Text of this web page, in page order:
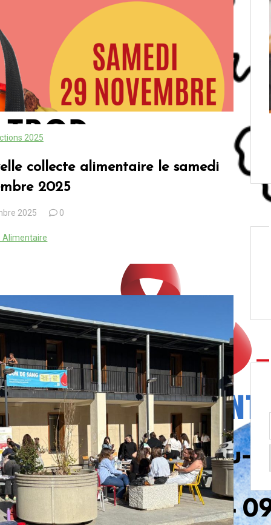
2025
collecte alimentaire le samedi
2025
2025 0
Alimentaire